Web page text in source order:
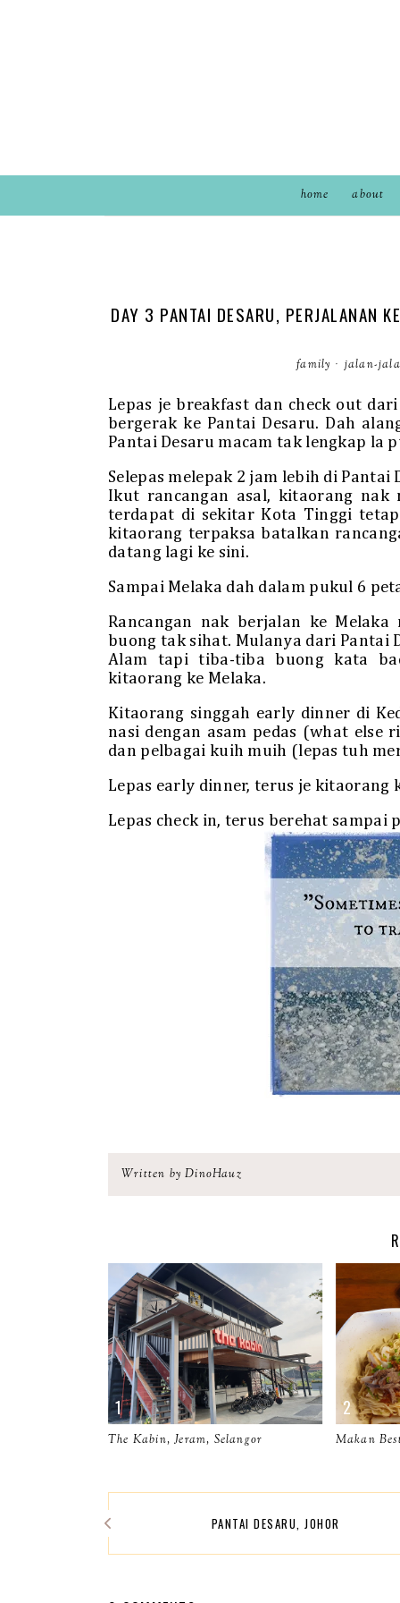
home about
DAY 3 PANTAI DESARU, PERJALANAN
family · jalan-
Lepas je breakfast dan check out
bergerak ke Pantai Desaru. Dah
Pantai Desaru macam tak lengkap la
Selepas melepak 2 jam lebih di
Ikut rancangan asal, kitaorang nak
terdapat di sekitar Kota Tinggi
kitaorang terpaksa batalkan
datang lagi ke sini.
Sampai Melaka dah dalam pukul 6
Rancangan nak berjalan ke
buong tak sihat. Mulanya dari Pantai
Alam tapi tiba-tiba buong kata
kitaorang ke Melaka.
Kitaorang singgah early dinner di
nasi dengan asam pedas (what
dan pelbagai kuih muih (lepas tuh
Lepas early dinner, terus je kitaorang
Lepas check in, terus berehat sampai
Written by DinoHauz
The Kabin, Jeram, Selangor Makan
PANTAI DESARU, JOHOR